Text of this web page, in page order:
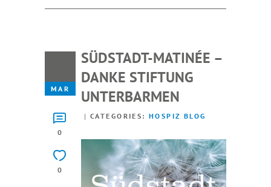
MAR
0
0
SÜDSTADT-MATINÉE –
DANKE STIFTUNG
UNTERBARMEN
CATEGORIES:HOSPIZ BLOG